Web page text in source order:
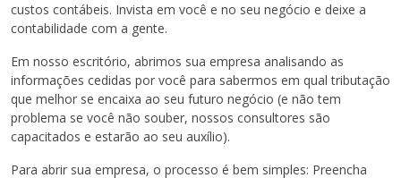
custos contábeis. Invista em você e no seu negócio e deixe a
contabilidade com a gente.
Em nosso escritório, abrimos sua empresa analisando as
informações cedidas por você para sabermos em qual tributação
que melhor se encaixa ao seu futuro negócio (e não tem
problema se você não souber, nossos consultores são
capacitados e estarão ao seu auxílio).
Para abrir sua empresa, o processo é bem simples: Preencha